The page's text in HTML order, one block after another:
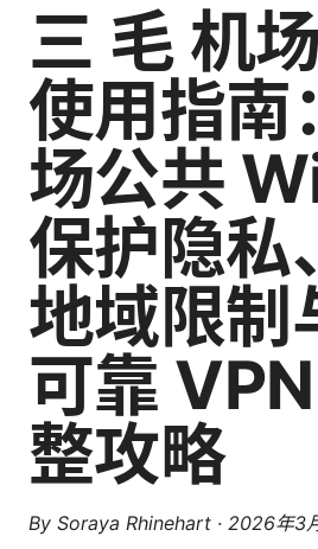
三 毛 机
使用指南
场公共
保护隐私
地域限制
可靠
整攻略
By Soraya Rhinehart · 2026年3